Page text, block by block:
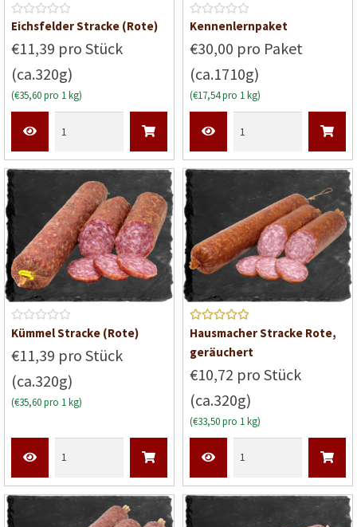
B
w
e
r
m
i
t
n
5
Eichsfelder Stracke (Rote)
€11,39 pro Stück
(ca.320g)
(€35,60 pro 1 kg)
B
w
e
r
m
i
t
o
n
5
Kennenlernpaket
€30,00 pro Paket
(ca.1710g)
(€17,54 pro 1 kg)
B
w
e
r
i
t
0
Kümmel Stracke (Rote)
€11,39 pro Stück
(ca.320g)
(€35,60 pro 1 kg)
Bewerte
t mit
5
Hausmacher Stracke Rote,
geräuchert
€10,72 pro Stück
(ca.320g)
(€33,50 pro 1 kg)